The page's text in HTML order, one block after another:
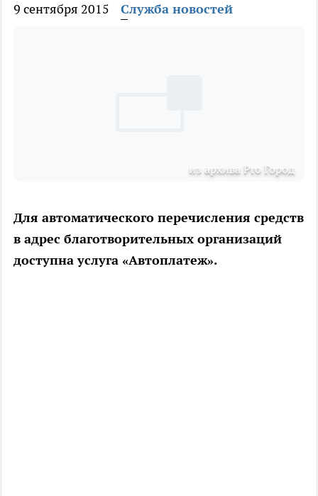
9 сентября 2015 Служба новостей
из архива Pro Город
Для автоматического перечисления средств
в адрес благотворительных организаций
доступна услуга «Автоплатеж».